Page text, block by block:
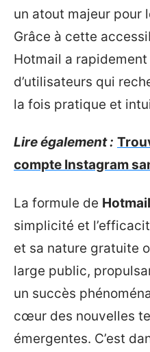
un atout majeur pour
Grâce à cette
Hotmail a
d’utilisateurs qui
la fois pratique et
Lire également :
compte Instagram
La formule de Hotmail
simplicité et
et sa nature gratuite
large public,
un succès
cœur des nouvelles
émergentes. C’est